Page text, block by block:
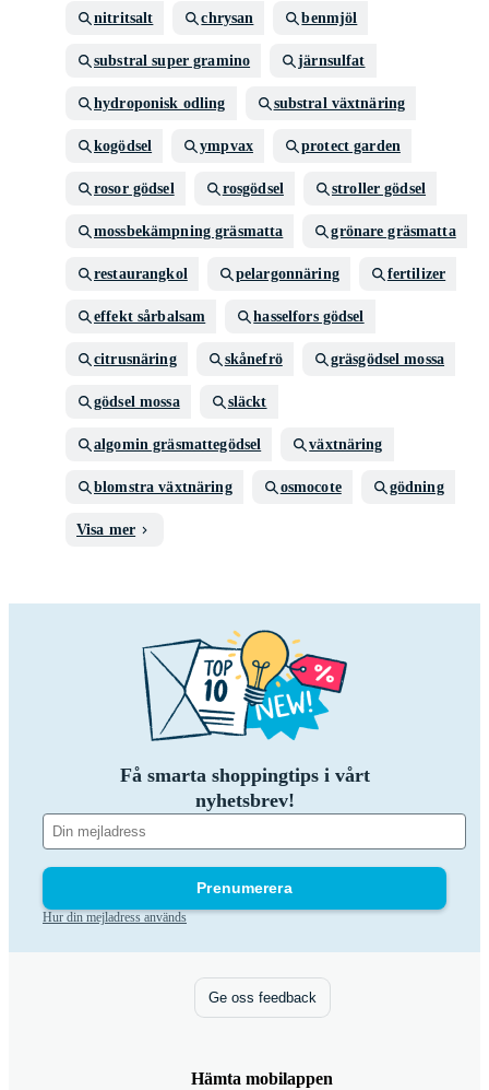
nitritsalt chrysan benmjöl
substral super gramino järnsulfat
hydroponisk odling substral växtnäring
kogödsel ympvax protect garden
rosor gödsel rosgödsel stroller gödsel
mossbekämpning gräsmatta grönare gräsmatta
restaurangkol pelargonnäring fertilizer
effekt sårbalsam hasselfors gödsel
citrusnäring skånefrö gräsgödsel mossa
gödsel mossa släckt
algomin gräsmattegödsel växtnäring
blomstra växtnäring osmocote gödning
Visa mer
Få smarta shoppingtips i vårt
nyhetsbrev!
Prenumerera
Hur din mejladress används
Ge oss feedback
Hämta mobilappen